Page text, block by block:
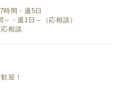
間・週5日
・週1日～（応相談）
相談
迎！